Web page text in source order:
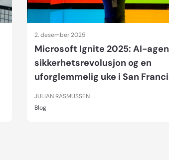
2. desember 2025
Microsoft Ignite 2025: AI-
sikkerhetsrevolusjon og en
uforglemmelig uke i San
JULIAN RASMUSSEN
Blog